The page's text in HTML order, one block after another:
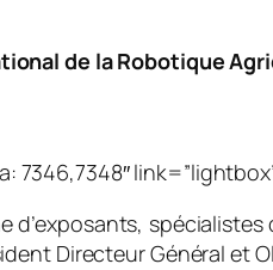
de la Robotique
Directeur Général et